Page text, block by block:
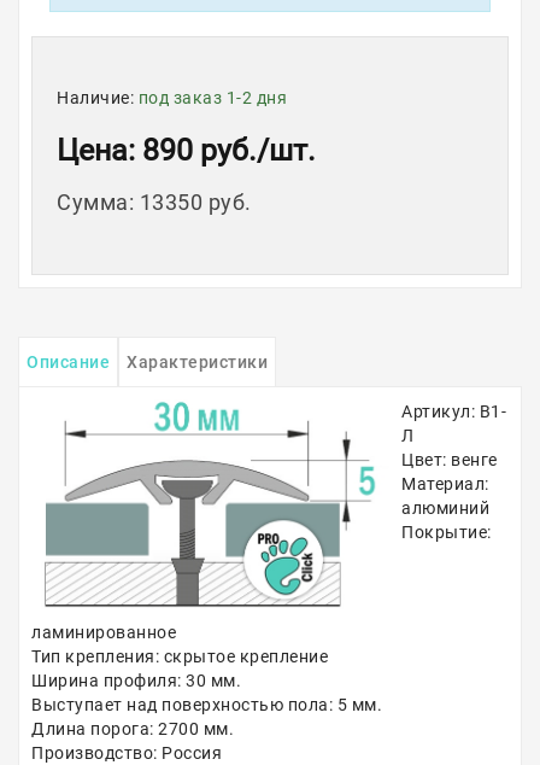
Наличие: под заказ 1-2 дня
Цена: 890 руб./шт.
Сумма: 13350 руб.
Описание Характеристики
Артикул: В1-
Л
Цвет: венге
Материал:
алюминий
Покрытие:
ламинированное
Тип крепления: скрытое крепление
Ширина профиля: 30 мм.
Выступает над поверхностью пола: 5 мм.
Длина порога: 2700 мм.
Производство: Россия